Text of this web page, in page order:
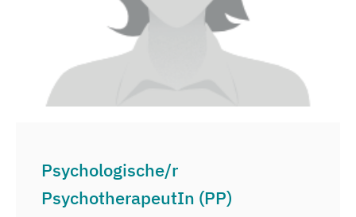
Psychologische/r
PsychotherapeutIn (PP)